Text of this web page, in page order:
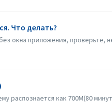
Что делать?
окна приложения,
распознается как 700M(80